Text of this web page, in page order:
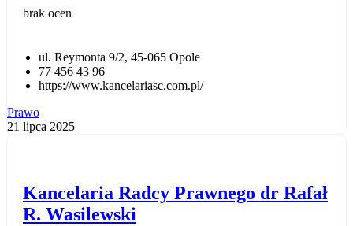
brak ocen
ul. Reymonta 9/2, 45-065 Opole
77 456 43 96
https://www.kancelariasc.com.pl/
Prawo
21 lipca 2025
Kancelaria Radcy Prawnego dr Rafał
R. Wasilewski